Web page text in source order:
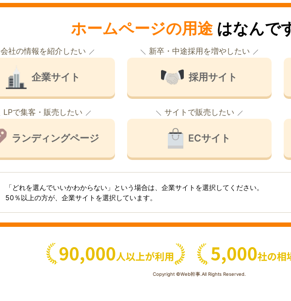
ホームページの用途はなんで
会社の情報を紹介したい
企業サイト
新卒・中途採用を増やしたい
採用サイト
LPで集客・販売したい
ランディングページ
サイトで販売したい
ECサイト
「どれを選んでいいかわからない」という場合は、企業サイトを選択してください。
50％以上の方が、企業サイトを選択しています。
Copyright ©Web幹事.All Rights Reserved.